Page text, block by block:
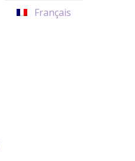
Français